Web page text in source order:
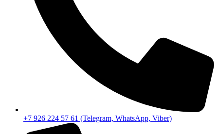
+7 926 224 57 61 (Telegram, WhatsApp, Viber)